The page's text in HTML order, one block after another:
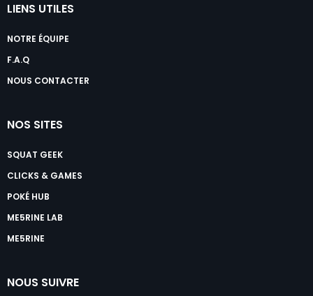
LIENS UTILES
NOTRE ÉQUIPE
F.A.Q
NOUS CONTACTER
NOS SITES
SQUAT GEEK
CLICKS & GAMES
POKÉ HUB
ME5RINE LAB
ME5RINE
NOUS SUIVRE